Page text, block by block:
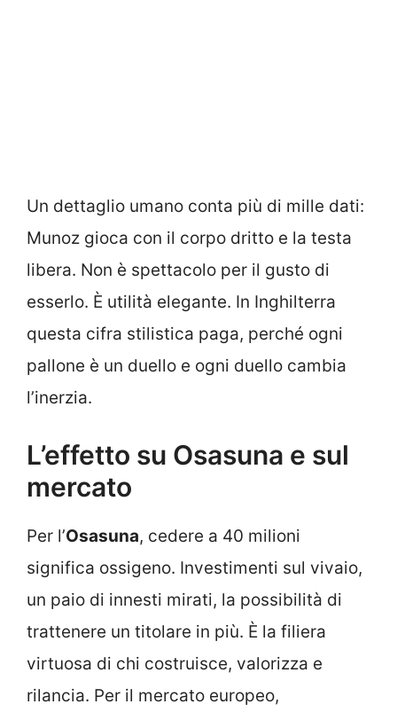
Un dettaglio umano conta più di mille dati:
Munoz gioca con il corpo dritto e la testa
libera. Non è spettacolo per il gusto di
esserlo. È utilità elegante. In Inghilterra
questa cifra stilistica paga, perché ogni
pallone è un duello e ogni duello cambia
l’inerzia.
L’effetto su Osasuna e sul
mercato
Per l’Osasuna, cedere a 40 milioni
significa ossigeno. Investimenti sul vivaio,
un paio di innesti mirati, la possibilità di
trattenere un titolare in più. È la filiera
virtuosa di chi costruisce, valorizza e
rilancia. Per il mercato europeo,